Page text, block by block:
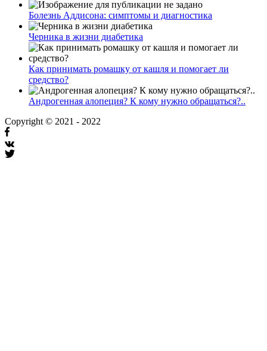
Болезнь Аддисона: симптомы и диагностика
Черника в жизни диабетика
Как принимать ромашку от кашля и помогает ли
средство?
Андрогенная алопеция? К кому нужно обращаться?..
Copyright © 2021 - 2022